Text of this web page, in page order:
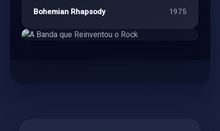
Bohemian Rhapsody 1975